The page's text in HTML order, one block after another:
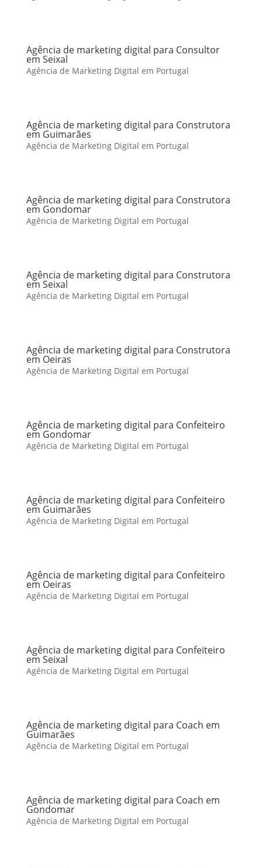
Agência de marketing digital para Consultor
em Seixal
Agência de Marketing Digital em Portugal
Agência de marketing digital para Construtora
em Guimarães
Agência de Marketing Digital em Portugal
Agência de marketing digital para Construtora
em Gondomar
Agência de Marketing Digital em Portugal
Agência de marketing digital para Construtora
em Seixal
Agência de Marketing Digital em Portugal
Agência de marketing digital para Construtora
em Oeiras
Agência de Marketing Digital em Portugal
Agência de marketing digital para Confeiteiro
em Gondomar
Agência de Marketing Digital em Portugal
Agência de marketing digital para Confeiteiro
em Guimarães
Agência de Marketing Digital em Portugal
Agência de marketing digital para Confeiteiro
em Oeiras
Agência de Marketing Digital em Portugal
Agência de marketing digital para Confeiteiro
em Seixal
Agência de Marketing Digital em Portugal
Agência de marketing digital para Coach em
Guimarães
Agência de Marketing Digital em Portugal
Agência de marketing digital para Coach em
Gondomar
Agência de Marketing Digital em Portugal